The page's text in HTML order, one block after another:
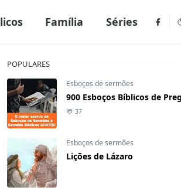
Família Séries
POPULARES
Esboços de sermões
900 Esboços Bíblicos de
37
Esboços de sermões
Lições de Lázaro